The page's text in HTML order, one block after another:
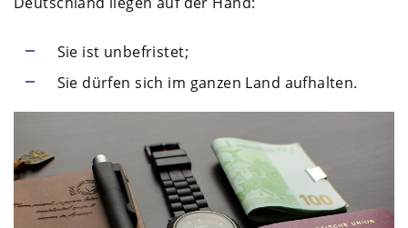
Sie ist unbefristet;
Sie dürfen sich im ganzen Land aufhalten.